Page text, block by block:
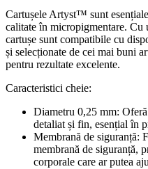
Cartușele Artyst™ sunt
calitate în micropigmentare. Cu
cartușe sunt compatibile cu
și selecționate de cei mai buni
pentru rezultate excelente.
Caracteristici cheie:
Diametru 0,25 mm:
detaliat și fin, esențial în
Membrană de siguranță:
membrană de siguranță,
corporale care ar putea